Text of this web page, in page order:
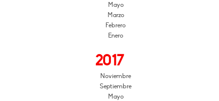
Mayo
Marzo
Febrero
Enero
2017
Noviembre
Septiembre
Mayo